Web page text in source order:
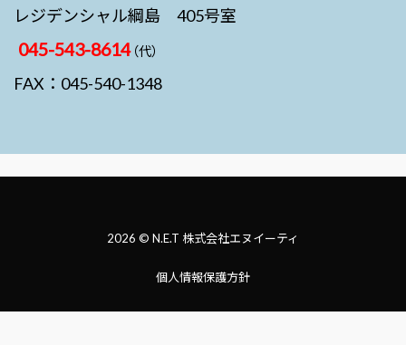
レジデンシャル綱島 405号室
045-543-8614（代）
FAX：045-540-1348
2026 © N.E.T 株式会社エヌイーティ
個人情報保護方針